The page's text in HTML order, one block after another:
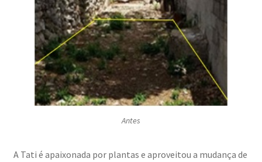
Antes
A Tati é apaixonada por plantas e aproveitou a mudança de